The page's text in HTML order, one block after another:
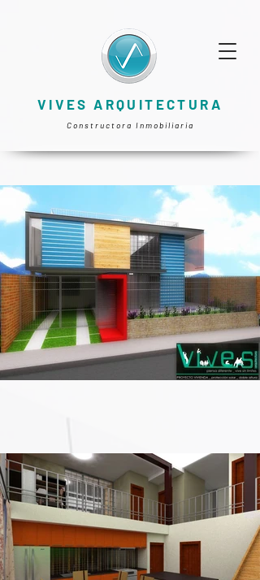
VIVES ARQUITECTURA
Constructora Inmobiliaria